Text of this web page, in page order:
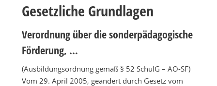
Gesetzliche Grundlagen
Verordnung über die sonderpädagogische
Förderung, …
(Ausbildungsordnung gemäß § 52 SchulG – AO-SF)
Vom 29. April 2005, geändert durch Gesetz vom